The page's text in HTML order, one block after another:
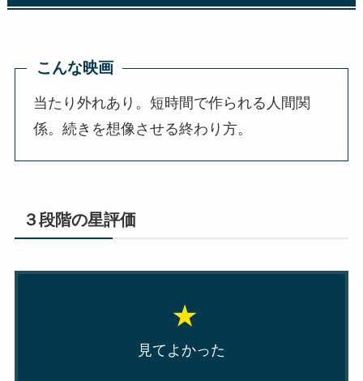
こんな映画
当たり外れあり。短時間で作られる人間関
係。続きを想像させる終わり方。
３段階の星評価
★
見てよかった